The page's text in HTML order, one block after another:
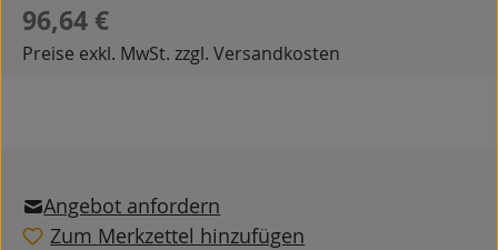
Regulärer Preis:
96,64 €
Preise exkl. MwSt. zzgl. Versandkosten
Angebot anfordern
Zum Merkzettel hinzufügen